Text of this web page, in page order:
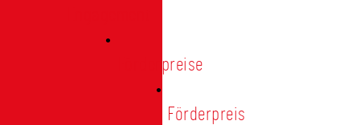
Förderpreise
Förderpreis